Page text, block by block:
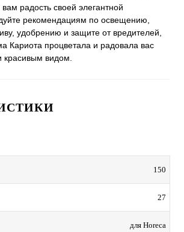
радость своей элегантной
рекомендациям по освещению,
удобрению и защите от вредителей,
Кариота процветала и радовала вас
видом.
150
27
для Horeca